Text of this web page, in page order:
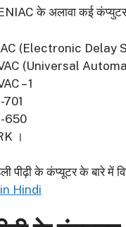
के अलावा कई
(Electronic
(Universal
– 1
701
650
।
पीढ़ी के कंप्यूटर के बारे में
Hindi